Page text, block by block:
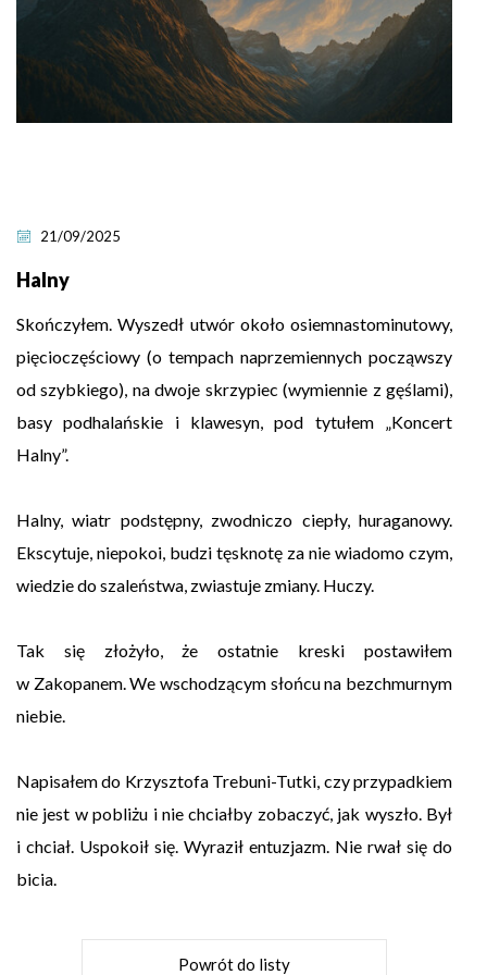
21/09/2025
Halny
Skończyłem. Wyszedł utwór około osiemnastominutowy,
pięcioczęściowy (o tempach naprzemiennych począwszy
od szybkiego), na dwoje skrzypiec (wymiennie z gęślami),
basy podhalańskie i klawesyn, pod tytułem „Koncert
Halny”.
Halny, wiatr podstępny, zwodniczo ciepły, huraganowy.
Ekscytuje, niepokoi, budzi tęsknotę za nie wiadomo czym,
wiedzie do szaleństwa, zwiastuje zmiany. Huczy.
Tak się złożyło, że ostatnie kreski postawiłem
w Zakopanem. We wschodzącym słońcu na bezchmurnym
niebie.
Napisałem do Krzysztofa Trebuni-Tutki, czy przypadkiem
nie jest w pobliżu i nie chciałby zobaczyć, jak wyszło. Był
i chciał. Uspokoił się. Wyraził entuzjazm. Nie rwał się do
bicia.
Powrót do listy